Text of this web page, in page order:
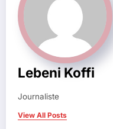
Lebeni Koffi
Journaliste
View All Posts